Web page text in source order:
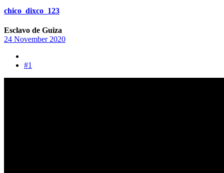
chico_dixco_123
Esclavo de Guiza
24 November 2020
#1